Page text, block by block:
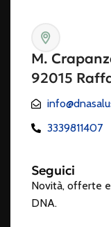
M.
92015
3339811407
Seguici
Novità, offerte
DNA.